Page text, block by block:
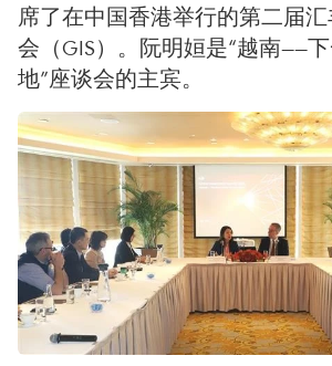
席了在中国香港举行的第二届
会（GIS）。阮明姮是“越南——
地”座谈会的主宾。